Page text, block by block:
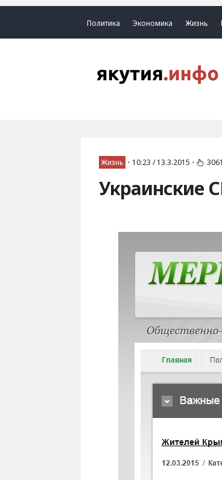
Политика Экономика Жизнь
Жизнь • 10:23 / 13.3.2015 • 3061
Украинские